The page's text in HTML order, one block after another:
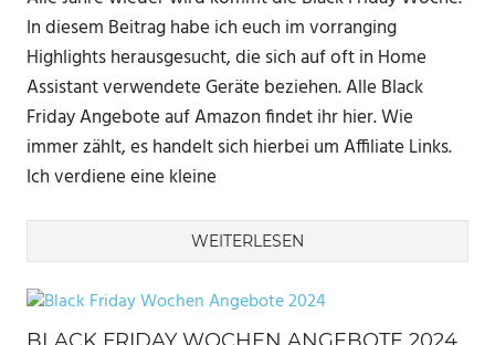
In diesem Beitrag habe ich euch im vorranging
Highlights herausgesucht, die sich auf oft in Home
Assistant verwendete Geräte beziehen. Alle Black
Friday Angebote auf Amazon findet ihr hier. Wie
immer zählt, es handelt sich hierbei um Affiliate Links.
Ich verdiene eine kleine
WEITERLESEN